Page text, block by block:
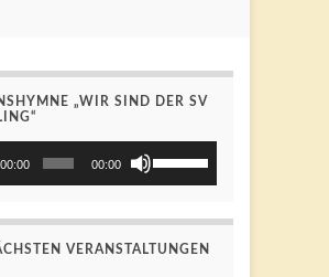
„WIR SIND DER SV
00:00 00:00
die
VERANSTALTUNGEN